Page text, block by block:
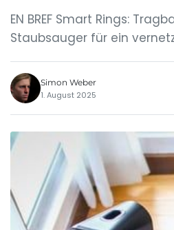
EN BREF Smart Rings:
Staubsauger für ein
Simon Weber
1. August 2025